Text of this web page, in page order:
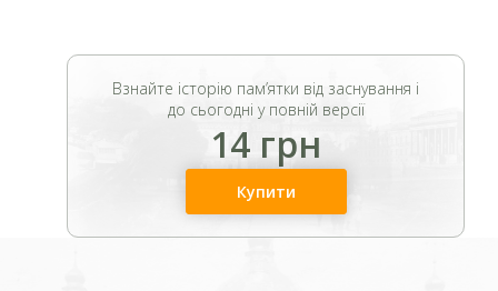
Взнайте історію пам’ятки від заснування і
до сьогодні у повній версії
14 грн
Купити